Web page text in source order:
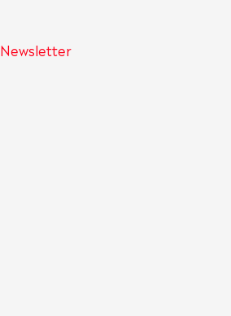
Newsletter